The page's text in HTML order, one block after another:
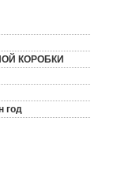
КОРОБКИ
год